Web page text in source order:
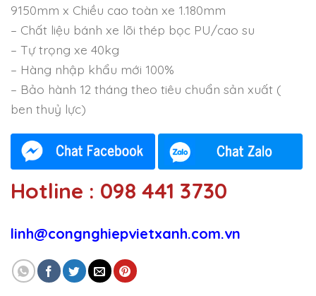
9150mm x Chiều cao toàn xe 1.180mm
– Chất liệu bánh xe lõi thép bọc PU/cao su
– Tự trọng xe 40kg
– Hàng nhập khẩu mới 100%
– Bảo hành 12 tháng theo tiêu chuẩn sản xuất (
ben thuỷ lực)
Hotline : 098 441 3730
linh@congnghiepvietxanh.com.vn